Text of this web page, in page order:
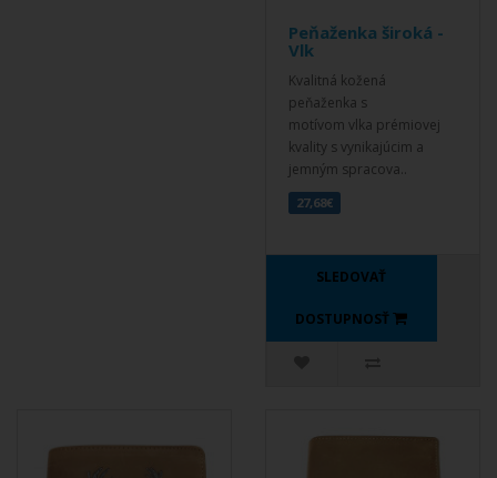
Peňaženka široká -
Vlk
Kvalitná kožená
peňaženka s
motívom vlka prémiovej
kvality s vynikajúcim a
jemným spracova..
27,68€
SLEDOVAŤ
DOSTUPNOSŤ